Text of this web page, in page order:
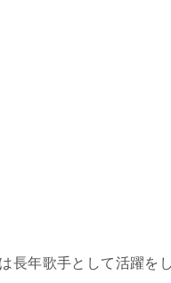
長年歌手として活躍を